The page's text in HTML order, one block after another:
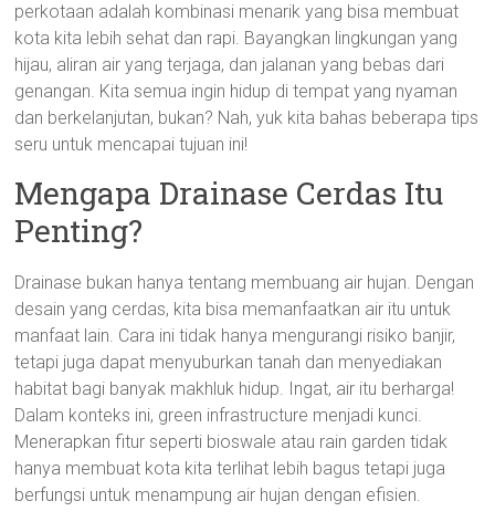
perkotaan adalah kombinasi menarik yang bisa membuat
kota kita lebih sehat dan rapi. Bayangkan lingkungan yang
hijau, aliran air yang terjaga, dan jalanan yang bebas dari
genangan. Kita semua ingin hidup di tempat yang nyaman
dan berkelanjutan, bukan? Nah, yuk kita bahas beberapa tips
seru untuk mencapai tujuan ini!
Mengapa Drainase Cerdas Itu
Penting?
Drainase bukan hanya tentang membuang air hujan. Dengan
desain yang cerdas, kita bisa memanfaatkan air itu untuk
manfaat lain. Cara ini tidak hanya mengurangi risiko banjir,
tetapi juga dapat menyuburkan tanah dan menyediakan
habitat bagi banyak makhluk hidup. Ingat, air itu berharga!
Dalam konteks ini, green infrastructure menjadi kunci.
Menerapkan fitur seperti bioswale atau rain garden tidak
hanya membuat kota kita terlihat lebih bagus tetapi juga
berfungsi untuk menampung air hujan dengan efisien.